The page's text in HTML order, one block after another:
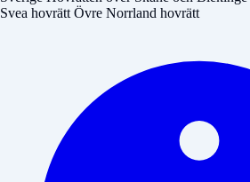
Svea hovrätt Övre Norrland hovrätt